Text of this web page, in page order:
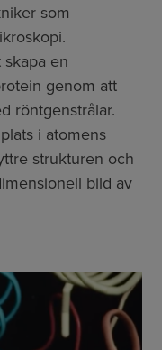
som
en
genom att
röntgenstrålar.
i atomens
strukturen och
bild av